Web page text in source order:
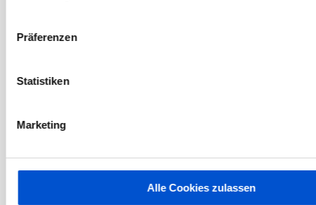
Präferenzen
Statistiken
Marketing
Alle Cookies zulassen
März 2021
Januar 2021
November 2020